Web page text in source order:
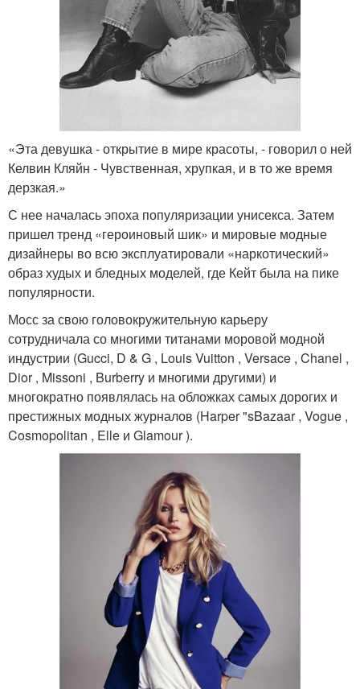
«Эта девушка - открытие в мире красоты, - говорил о ней
Келвин Кляйн - Чувственная, хрупкая, и в то же время
дерзкая.»
С нее началась эпоха популяризации унисекса. Затем
пришел тренд «героиновый шик» и мировые модные
дизайнеры во всю эксплуатировали «наркотический»
образ худых и бледных моделей, где Кейт была на пике
популярности.
Мосс за свою головокружительную карьеру
сотрудничала со многими титанами моровой модной
индустрии (Gucci, D & G , Louis Vuitton , Versace , Chanel ,
Dior , Missoni , Burberry и многими другими) и
многократно появлялась на обложках самых дорогих и
престижных модных журналов (Harper "sBazaar , Vogue ,
Cosmopolitan , Elle и Glamour ).